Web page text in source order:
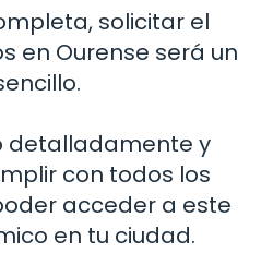
solicitar el
en Ourense será un
detalladamente y
con todos los
acceder a este
en tu ciudad.